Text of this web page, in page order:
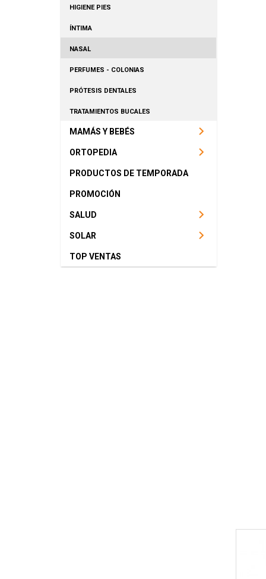
HIGIENE PIES
ÍNTIMA
NASAL
PERFUMES - COLONIAS
PRÓTESIS DENTALES
TRATAMIENTOS BUCALES
MAMÁS Y BEBÉS
ORTOPEDIA
PRODUCTOS DE TEMPORADA
PROMOCIÓN
SALUD
SOLAR
TOP VENTAS